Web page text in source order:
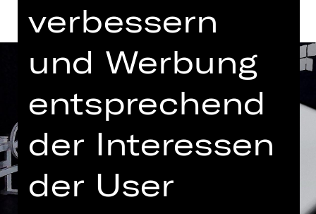
verbessern
und Werbung
entsprechend
der Interessen
der User